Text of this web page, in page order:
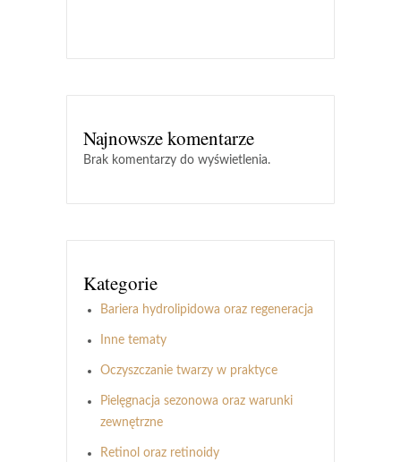
Najnowsze komentarze
Brak komentarzy do wyświetlenia.
Kategorie
Bariera hydrolipidowa oraz regeneracja
Inne tematy
Oczyszczanie twarzy w praktyce
Pielęgnacja sezonowa oraz warunki
zewnętrzne
Retinol oraz retinoidy